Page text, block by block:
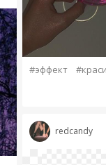
#эффект
redcandy